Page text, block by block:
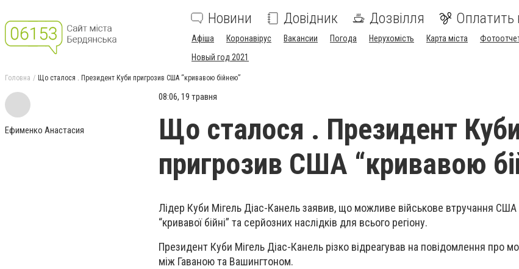
Новини Довідник Дозвілля Оплатить
Афіша Коронавірус Вакансии Погода Нерухомість Карта міста
Новый год 2021
Головна Що сталося . Президент Куби пригрозив США “кривавою бійнею”
Ефименко Анастасия
08:06, 19 травня
Що сталося . Президент
пригрозив США “кривавою
Лідер Куби Мігель Діас-Канель заявив, що можливе військове втручання
“кривавої бійні” та серйозних наслідків для всього регіону.
Президент Куби Мігель Діас-Канель різко відреагував на повідомлення про
між Гаваною та Вашингтоном.